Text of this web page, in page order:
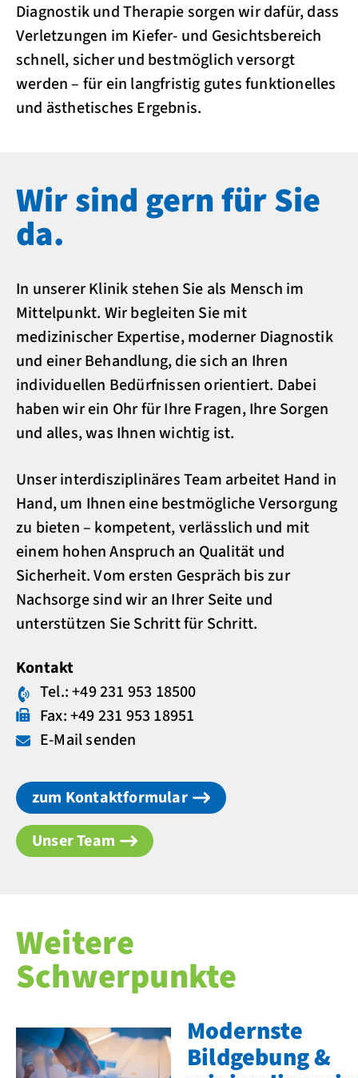
Diagnostik und Therapie sorgen wir dafür, dass
Verletzungen im Kiefer- und Gesichtsbereich
schnell, sicher und bestmöglich versorgt
werden – für ein langfristig gutes funktionelles
und ästhetisches Ergebnis.
Wir sind gern für Sie
da.
In unserer Klinik stehen Sie als Mensch im
Mittelpunkt. Wir begleiten Sie mit
medizinischer Expertise, moderner Diagnostik
und einer Behandlung, die sich an Ihren
individuellen Bedürfnissen orientiert. Dabei
haben wir ein Ohr für Ihre Fragen, Ihre Sorgen
und alles, was Ihnen wichtig ist.
Unser interdisziplinäres Team arbeitet Hand in
Hand, um Ihnen eine bestmögliche Versorgung
zu bieten – kompetent, verlässlich und mit
einem hohen Anspruch an Qualität und
Sicherheit. Vom ersten Gespräch bis zur
Nachsorge sind wir an Ihrer Seite und
unterstützen Sie Schritt für Schritt.
Kontakt
Tel.: +49 231 953 18500
Fax: +49 231 953 18951
E-Mail senden
zum Kontaktformular
Unser Team
Weitere
Schwerpunkte
Modernste
Bildgebung &